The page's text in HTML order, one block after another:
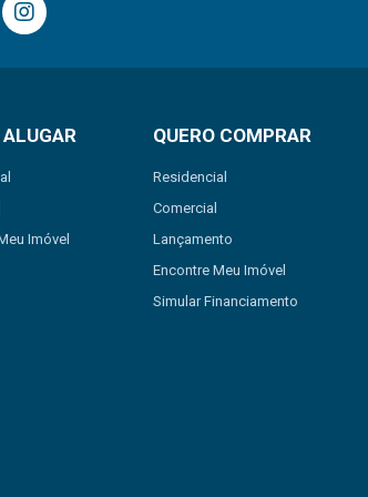
ALUGAR
Imóvel
QUERO COMPRAR
Residencial
Comercial
Lançamento
Encontre Meu Imóvel
Simular Financiamento